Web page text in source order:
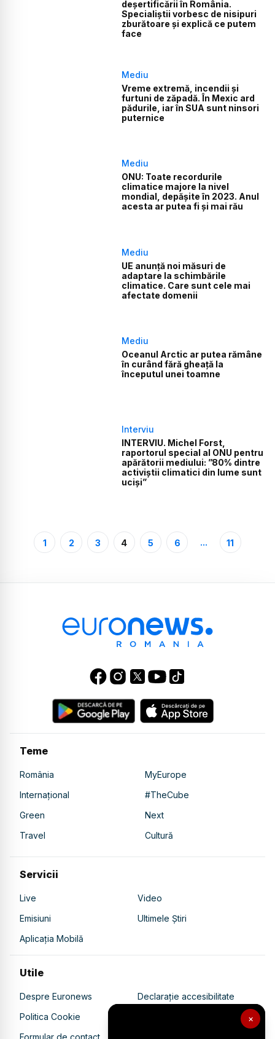
×
deșertificării în România.
Specialiștii vorbesc de nisipuri
zburătoare și explică ce putem
face
Mediu
Vreme extremă, incendii și
furtuni de zăpadă. În Mexic ard
pădurile, iar în SUA sunt ninsori
puternice
Mediu
ONU: Toate recordurile
climatice majore la nivel
mondial, depășite în 2023. Anul
acesta ar putea fi și mai rău
Mediu
UE anunță noi măsuri de
adaptare la schimbările
climatice. Care sunt cele mai
afectate domenii
Mediu
Oceanul Arctic ar putea rămâne
în curând fără gheaţă la
începutul unei toamne
Interviu
INTERVIU. Michel Forst,
raportorul special al ONU pentru
apărătorii mediului: ”80% dintre
activiștii climatici din lume sunt
uciși”
1 2 3 4 5 6 ... 11
Teme
România
MyEurope
Internațional
#TheCube
Green
Next
Travel
Cultură
Servicii
Live
Video
Emisiuni
Ultimele Știri
Aplicația Mobilă
Utile
Despre Euronews
Declarație accesibilitate
Politica Cookie
Politica de confidențialitate